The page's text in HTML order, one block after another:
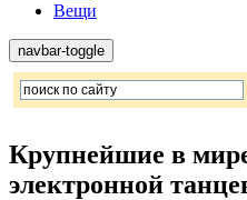
Вещи
navbar-toggle
Крупнейшие в
электронной